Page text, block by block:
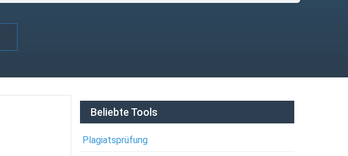
Beliebte Tools
Plagiatsprüfung